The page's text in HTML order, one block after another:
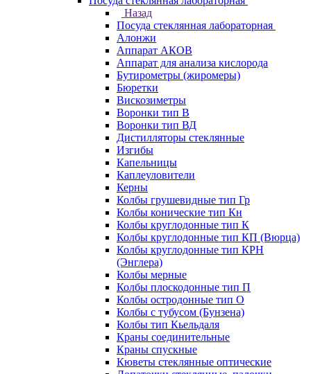
Назад
Посуда стеклянная лабораторная
Алонжи
Аппарат АКОВ
Аппарат для анализа кислорода
Бутирометры (жиромеры)
Бюретки
Вискозиметры
Воронки тип В
Воронки тип ВД
Дистилляторы стеклянные
Изгибы
Капельницы
Каплеуловители
Керны
Колбы грушевидные тип Гр
Колбы конические тип Кн
Колбы круглодонные тип К
Колбы круглодонные тип КП (Вюрца)
Колбы круглодонные тип КРН
(Энглера)
Колбы мерные
Колбы плоскодонные тип П
Колбы остродонные тип О
Колбы с тубусом (Бунзена)
Колбы тип Кьельдаля
Краны соединительные
Краны спускные
Кюветы стеклянные оптические